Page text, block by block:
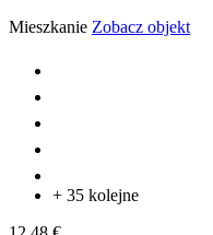
Mieszkanie Zobacz objekt
+ 35 kolejne